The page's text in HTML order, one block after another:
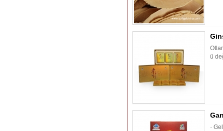
ü
·